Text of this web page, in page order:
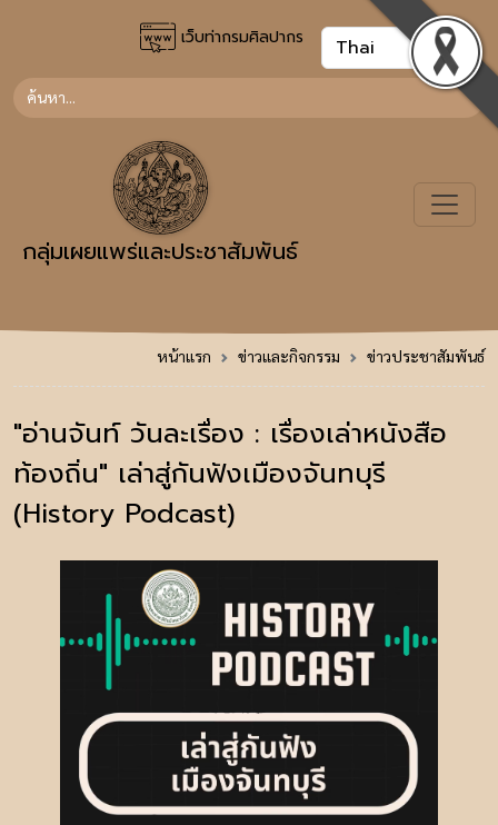
เว็บท่ากรมศิลปากร
กลุ่มเผยแพร่และประชาสัมพันธ์
หน้าแรก ข่าวและกิจกรรม ข่าวประชาสัมพันธ์
"อ่านจันท์ วันละเรื่อง : เรื่องเล่าหนังสือ
ท้องถิ่น" เล่าสู่กันฟังเมืองจันทบุรี
(History Podcast)